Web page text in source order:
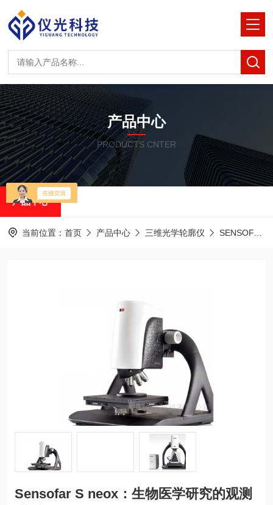
产品中心
PRODUCTS CNTER
产品中心
当前位置： 首页 产品中心 三维光学轮廓仪 SENSOFAR共聚焦白光干涉仪
Sensofar S neox：生物医学研究的观测